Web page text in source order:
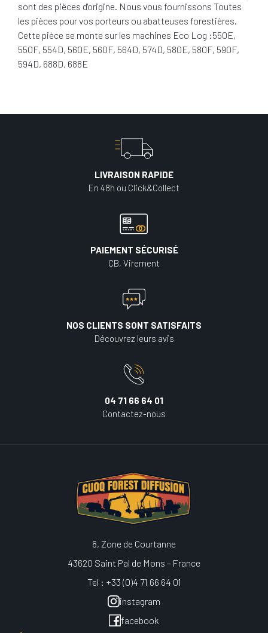
sont des pièces d'origine. Nous vous fournissons Toutes
les pièces pour vos porteurs ou abatteuses forestières.
Cette pièce se monte sur les machines Eco Log :550E,
550F, 554D, 560E, 560F, 564D, 574D, 580E, 580F, 590F,
594D, 688D, 688E
LIVRAISON RAPIDE
En 48h ou Click&Collect
PAIEMENT SÉCURISÉ
CB, Virement
NOS CLIENTS SONT SATISFAITS
Découvrez leurs avis
04 71 66 64 01
Contactez-nous
8, Zone de Courtanne
43620 Saint Pal de Mons - France
Tel : +33 (0)4 71 66 64 01
instagram
facebook